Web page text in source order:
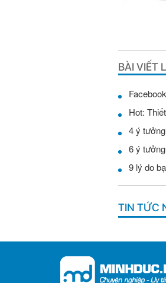
BÀI VIẾT
Hot:
4 ý
6 ý
9 lý do
TIN TỨC